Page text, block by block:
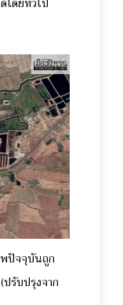
ปัจจุบันถูก
รับปรุงจาก